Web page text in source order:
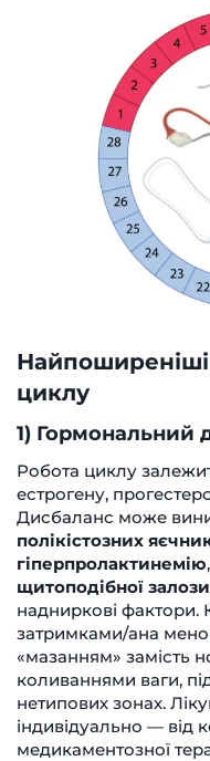
циклу
1) Гормональний
Робота циклу
естрогену,
Дисбаланс може
полікістозних
гіперпролактинемію,
щитоподібної залози
надниркові фактори.
затримками/ана
«мазанням» замість
коливаннями ваги,
нетипових зонах.
індивідуально — від
медикаментозної